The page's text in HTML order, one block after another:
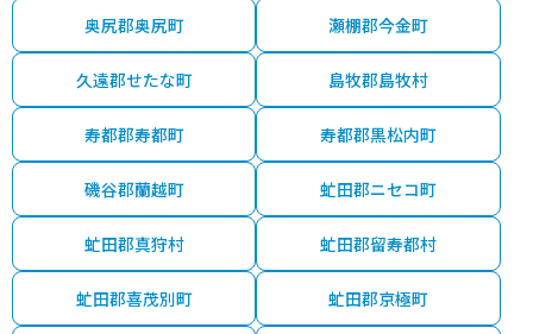
奥尻郡奥尻町 瀬棚郡今金町
久遠郡せたな町 島牧郡島牧村
寿都郡寿都町 寿都郡黒松内町
磯谷郡蘭越町 虻田郡ニセコ町
虻田郡真狩村 虻田郡留寿都村
虻田郡喜茂別町 虻田郡京極町